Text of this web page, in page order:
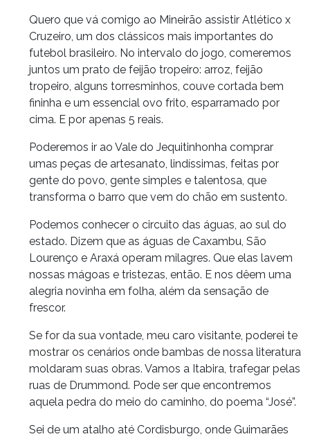
Quero que vá comigo ao Mineirão assistir Atlético x
Cruzeiro, um dos clássicos mais importantes do
futebol brasileiro. No intervalo do jogo, comeremos
juntos um prato de feijão tropeiro: arroz, feijão
tropeiro, alguns torresminhos, couve cortada bem
fininha e um essencial ovo frito, esparramado por
cima. E por apenas 5 reais.
Poderemos ir ao Vale do Jequitinhonha comprar
umas peças de artesanato, lindíssimas, feitas por
gente do povo, gente simples e talentosa, que
transforma o barro que vem do chão em sustento.
Podemos conhecer o circuito das águas, ao sul do
estado. Dizem que as águas de Caxambu, São
Lourenço e Araxá operam milagres. Que elas lavem
nossas mágoas e tristezas, então. E nos dêem uma
alegria novinha em folha, além da sensação de
frescor.
Se for da sua vontade, meu caro visitante, poderei te
mostrar os cenários onde bambas de nossa literatura
moldaram suas obras. Vamos a Itabira, trafegar pelas
ruas de Drummond. Pode ser que encontremos
aquela pedra do meio do caminho, do poema “José”.
Sei de um atalho até Cordisburgo, onde Guimarães